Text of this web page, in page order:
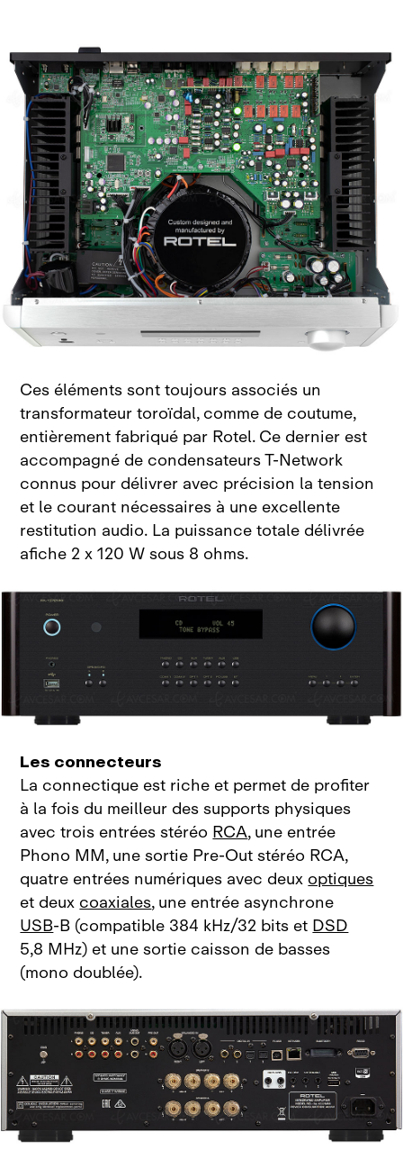
Ces éléments sont toujours associés un
transformateur toroïdal, comme de coutume,
entièrement fabriqué par Rotel. Ce dernier est
accompagné de condensateurs T‑Network
connus pour délivrer avec précision la tension
et le courant nécessaires à une excellente
restitution audio. La puissance totale délivrée
afiche 2 x 120 W sous 8 ohms.
Les connecteurs
La connectique est riche et permet de profiter
à la fois du meilleur des supports physiques
avec trois entrées stéréoRCA, une entrée
Phono MM, une sortie Pre‑Out stéréo RCA,
quatre entrées numériques avec deuxoptiques
et deuxcoaxiales, une entrée asynchrone
USB‑B (compatible 384 kHz/32 bits etDSD
5,8 MHz) et une sortie caisson de basses
(mono doublée).